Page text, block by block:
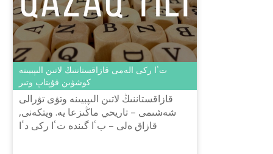
تٴا ركى الەمى قازاقستاننىڭ لاتىن الىپبيىنە
كوشۋىن قۇپتاپ وتىر
قازاقستاننىڭ لاتىن الىپبيىنە وتۋى تۋرالى
شەشىمى – تاريحي ماڭىزعا يە. ويتكەنى,
قازاق ەلى – بٴا گىندە تٴا ركى دٴا